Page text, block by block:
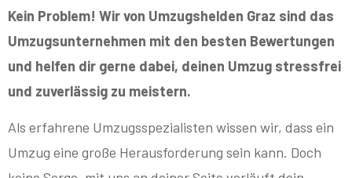
Kein Problem! Wir von Umzugshelden Graz sind das
Umzugsunternehmen mit den besten Bewertungen
und helfen dir gerne dabei, deinen Umzug stressfrei
und zuverlässig zu meistern.
Als erfahrene Umzugsspezialisten wissen wir, dass ein
Umzug eine große Herausforderung sein kann. Doch